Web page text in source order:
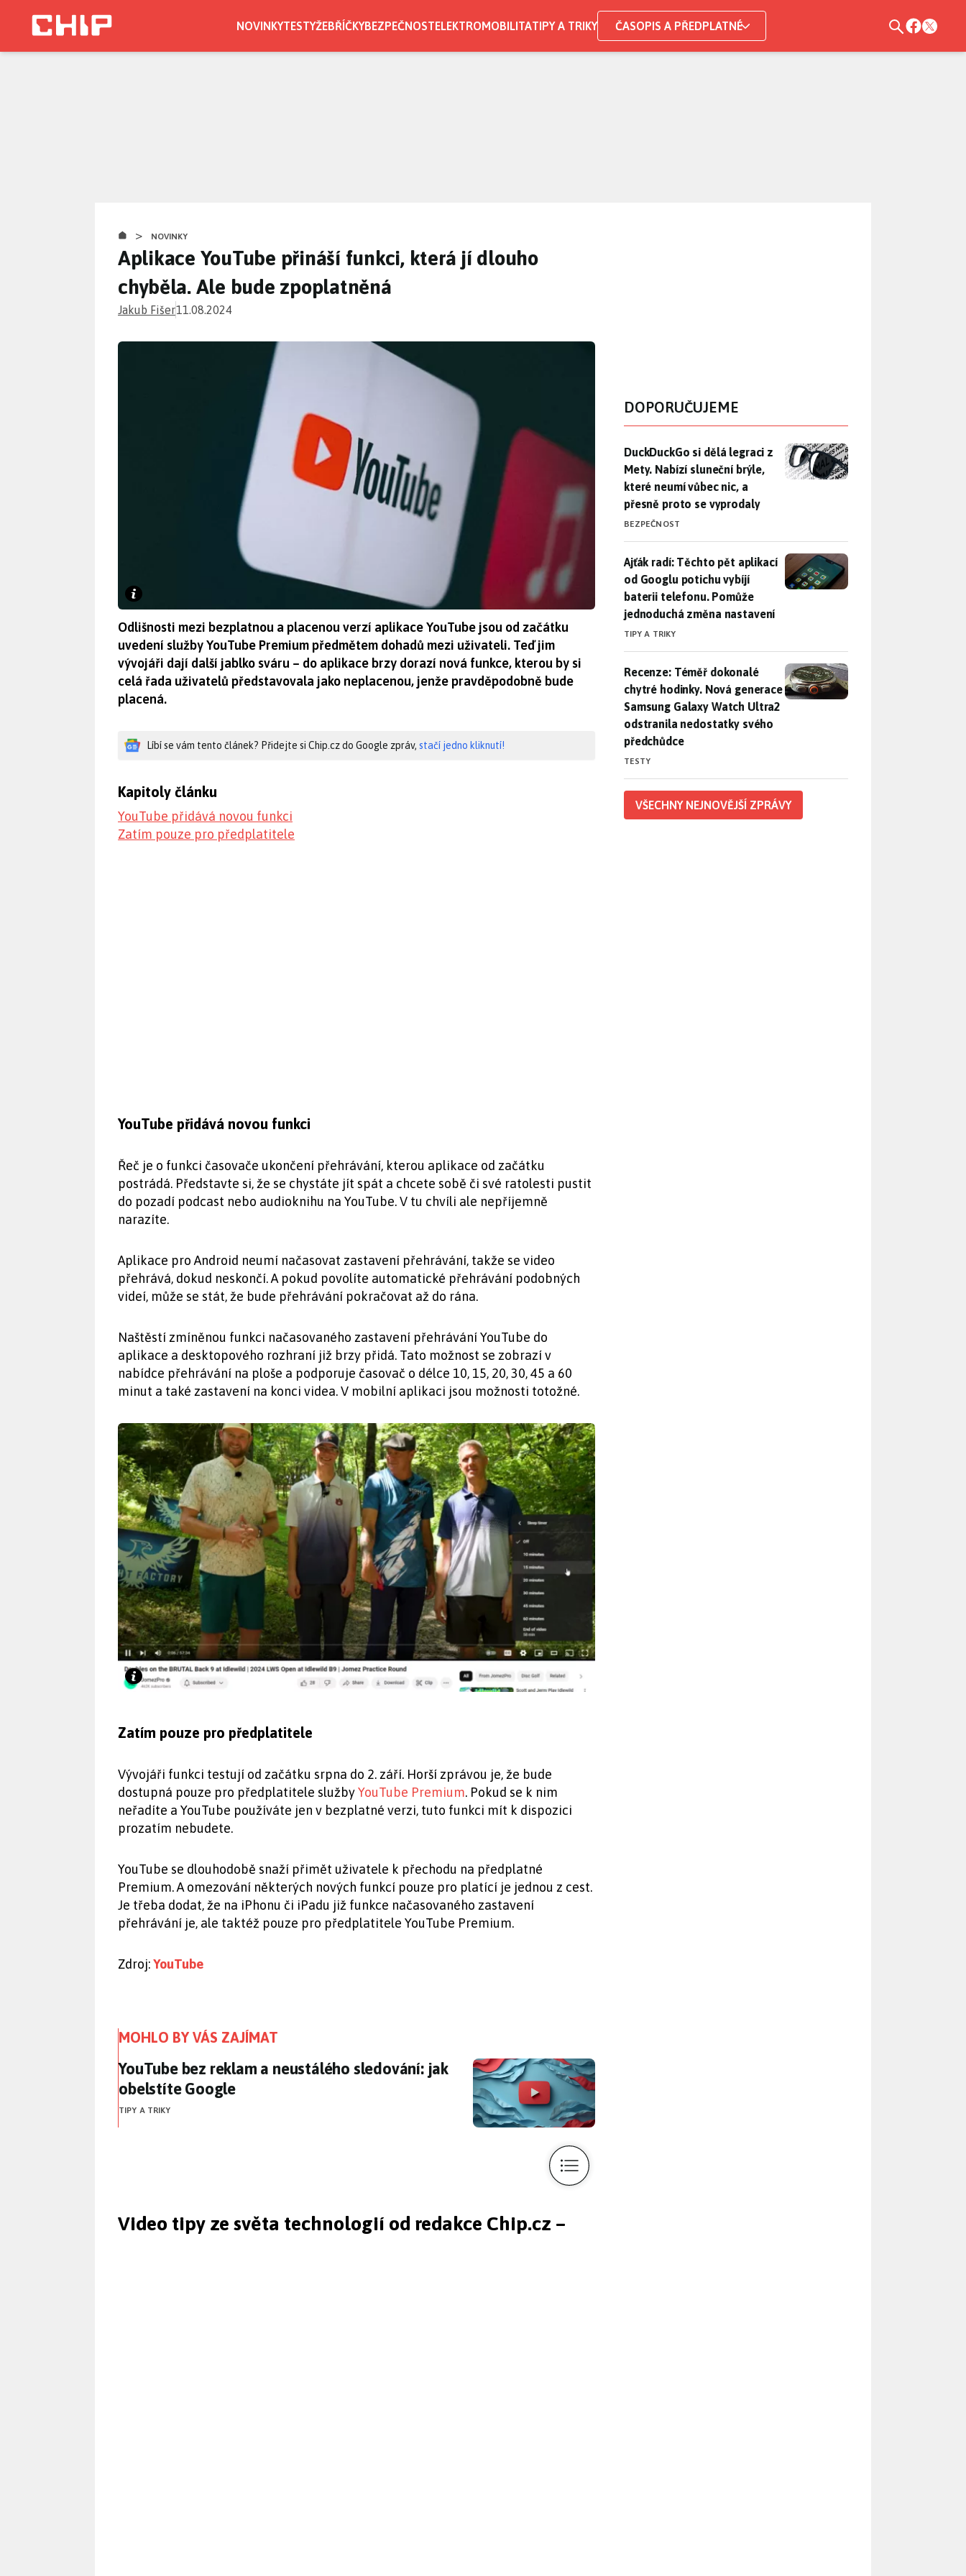
NOVINKYTESTYŽEBŘÍČKYBEZPEČNOSTELEKTROMOBILITATIPY A TRIKY ČASOPIS A PŘEDPLATNÉ
> NOVINKY
Aplikace YouTube přináší funkci, která jí dlouho
chyběla. Ale bude zpoplatněná
Jakub Fišer11.08.2024
Odlišnosti mezi bezplatnou a placenou verzí aplikace YouTube jsou od začátku
uvedení služby YouTube Premium předmětem dohadů mezi uživateli. Teď jim
vývojáři dají další jablko sváru – do aplikace brzy dorazí nová funkce, kterou by si
celá řada uživatelů představovala jako neplacenou, jenže pravděpodobně bude
placená.
Líbí se vám tento článek? Přidejte si Chip.cz do Google zpráv, stačí jedno kliknutí!
Kapitoly článku
YouTube přidává novou funkci
Zatím pouze pro předplatitele
YouTube přidává novou funkci
Řeč je o funkci časovače ukončení přehrávání, kterou aplikace od začátku
postrádá. Představte si, že se chystáte jít spát a chcete sobě či své ratolesti pustit
do pozadí podcast nebo audioknihu na YouTube. V tu chvíli ale nepříjemně
narazíte.
Aplikace pro Android neumí načasovat zastavení přehrávání, takže se video
přehrává, dokud neskončí. A pokud povolíte automatické přehrávání podobných
videí, může se stát, že bude přehrávání pokračovat až do rána.
Naštěstí zmíněnou funkci načasovaného zastavení přehrávání YouTube do
aplikace a desktopového rozhraní již brzy přidá. Tato možnost se zobrazí v
nabídce přehrávání na ploše a podporuje časovač o délce 10, 15, 20, 30, 45 a 60
minut a také zastavení na konci videa. V mobilní aplikaci jsou možnosti totožné.
Zatím pouze pro předplatitele
Vývojáři funkci testují od začátku srpna do 2. září. Horší zprávou je, že bude
dostupná pouze pro předplatitele službyYouTube Premium. Pokud se k nim
neřadíte a YouTube používáte jen v bezplatné verzi, tuto funkci mít k dispozici
prozatím nebudete.
YouTube se dlouhodobě snaží přimět uživatele k přechodu na předplatné
Premium. A omezování některých nových funkcí pouze pro platící je jednou z cest.
Je třeba dodat, že na iPhonu či iPadu již funkce načasovaného zastavení
přehrávání je, ale taktéž pouze pro předplatitele YouTube Premium.
Zdroj:YouTube
MOHLO BY VÁS ZAJÍMAT
YouTube bez reklam a neustálého sledování: jak obelstíte Google
YouTube bez reklam a neustálého sledování: jak
obelstíte Google
TIPY A TRIKY
Video tipy ze světa technologií od redakce Chip.cz –
DOPORUČUJEME
DuckDuckGo si dělá legraci z Mety. Nabízí sluneční brýle, které
DuckDuckGo si dělá legraci z
Mety. Nabízí sluneční brýle,
které neumí vůbec nic, a
přesně proto se vyprodaly
BEZPEČNOST
Ajťák radí: Těchto pět aplikací od Googlu potichu vybíjí baterii
Ajťák radí: Těchto pět aplikací
od Googlu potichu vybíjí
baterii telefonu. Pomůže
jednoduchá změna nastavení
TIPY A TRIKY
Recenze: Téměř dokonalé chytré hodinky. Nová generace
Recenze: Téměř dokonalé
chytré hodinky. Nová generace
Samsung Galaxy Watch Ultra2
odstranila nedostatky svého
předchůdce
TESTY
VŠECHNY NEJNOVĚJŠÍ ZPRÁVY